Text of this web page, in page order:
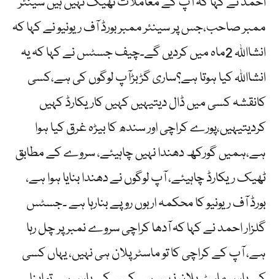
ممبر صاحب،جس پر سینئر ممبر بورڈ آف ریونیو نے کہا کہ
انشااللہ 2ماہ میں کردیں گے۔چیف جسٹس نے کہا کہ یہ
انشااللہ کیا ہوتا ہے؟ساری گڑبڑآپ لوگوں کی ہے،کسی
کانقشہ کسی میں ڈال دیتیہیں کہیں کاریکارڈ کہیں
کردیتیہیں،پورے کراچی اور سندھ کا بیڑہ غرق کیا ہوا
ہے،ہمیں گورکھ دھندا نہیں چاہیئے، سروے کے مطابق
ٹھیک ریکارڈ چاہیئے، آپ لوگوں نے دھندا بنایا ہوا ہے،
بورڈ آف ریونیو کا محکمہ اربوں روپے بنارہا ہے ۔جسٹس
گلزار احمد نے کہا کہ آدھا کراچی سروے نمبر پر چل رہا
ہے، آپ کے کراچی کا تو ماسٹر پلان ہی نہیں، یہاں کسی